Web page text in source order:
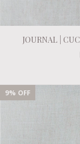
JOURNAL |
9% OFF